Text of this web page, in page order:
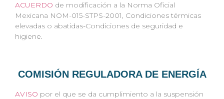
ACUERDO de modificación a la Norma Oficial
Mexicana NOM-015-STPS-2001, Condiciones térmicas
elevadas o abatidas-Condiciones de seguridad e
higiene.
COMISIÓN REGULADORA DE ENERGÍA
AVISO por el que se da cumplimiento a la suspensión